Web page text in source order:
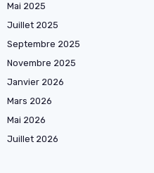
Mai 2025
Juillet 2025
Septembre 2025
Novembre 2025
Janvier 2026
Mars 2026
Mai 2026
Juillet 2026